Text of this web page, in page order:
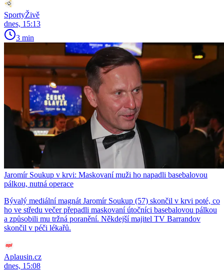
SportyŽivě
dnes, 15:13
3 min
Jaromír Soukup v krvi: Maskovaní muži ho napadli basebalovou
pálkou, nutná operace
Bývalý mediální magnát Jaromír Soukup (57) skončil v krvi poté, co
ho ve středu večer přepadli maskovaní útočníci basebalovou pálkou
a způsobili mu tržná poranění. Někdejší majitel TV Barrandov
skončil v péči lékařů.
Aplausin.cz
dnes, 15:08